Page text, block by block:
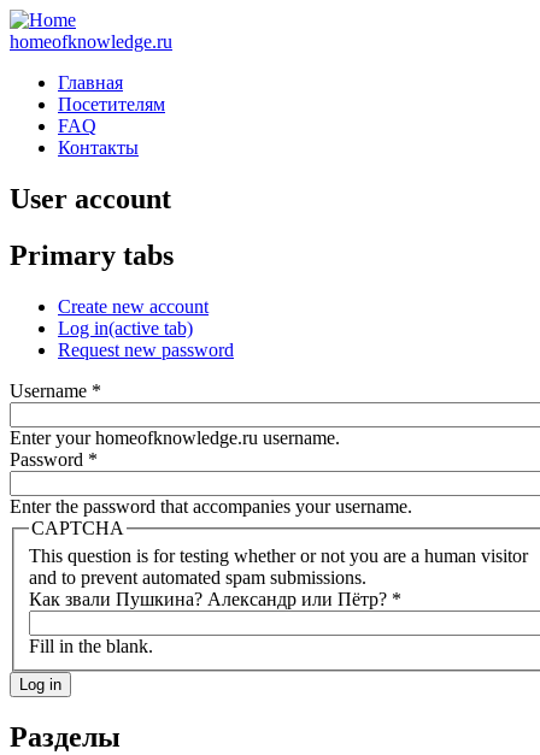
homeofknowledge.ru
Главная
Посетителям
FAQ
Контакты
User account
Primary tabs
Create new account
Log in(active tab)
Request new password
Username *
Enter your homeofknowledge.ru username.
Password *
Enter the password that accompanies your username.
CAPTCHA
This question is for testing whether or not you are a human visitor
and to prevent automated spam submissions.
Как звали Пушкина? Александр или Пётр? *
Fill in the blank.
Разделы